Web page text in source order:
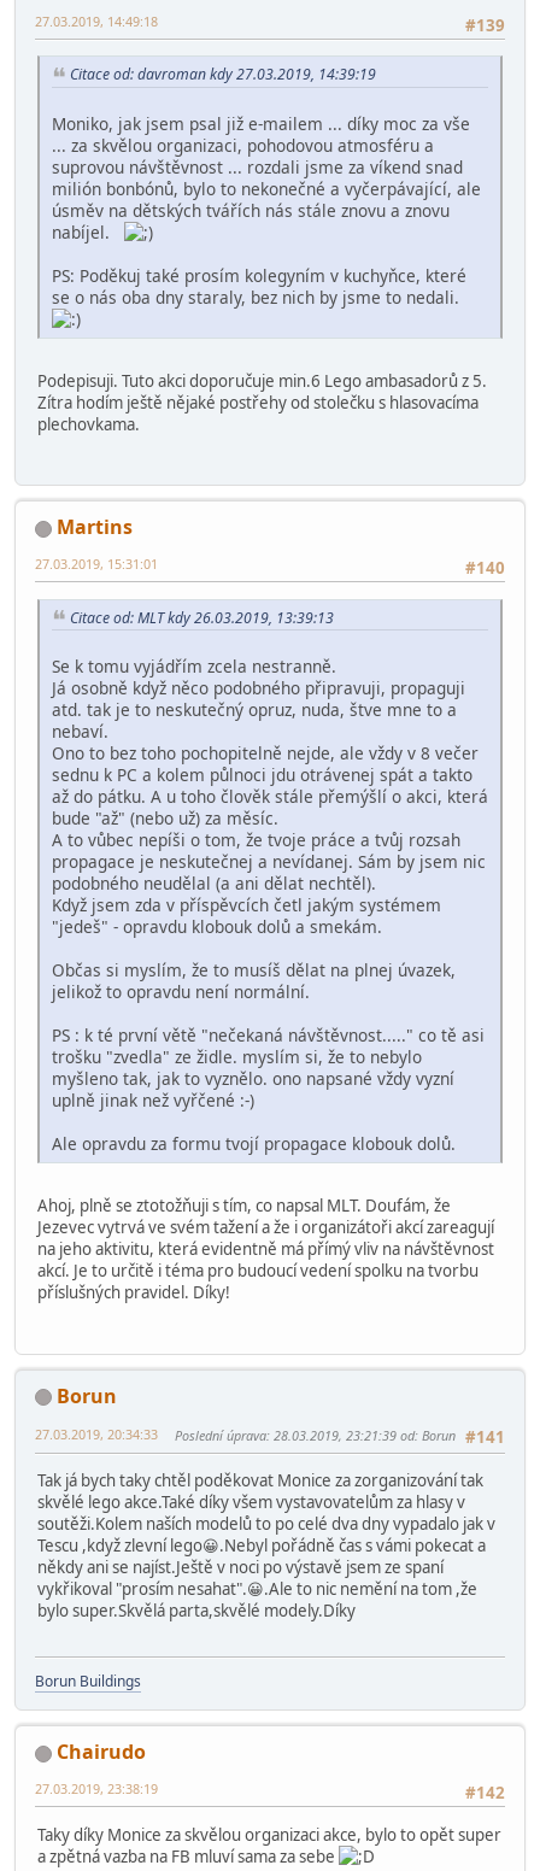
#139
27.03.2019, 14:49:18
Citace od: davroman kdy 27.03.2019, 14:39:19
Moniko, jak jsem psal již e-mailem ... díky moc za vše
... za skvělou organizaci, pohodovou atmosféru a
suprovou návštěvnost ... rozdali jsme za víkend snad
milión bonbónů, bylo to nekonečné a vyčerpávající, ale
úsměv na dětských tvářích nás stále znovu a znovu
nabíjel.
PS: Poděkuj také prosím kolegyním v kuchyňce, které
se o nás oba dny staraly, bez nich by jsme to nedali.
Podepisuji. Tuto akci doporučuje min.6 Lego ambasadorů z 5.
Zítra hodím ještě nějaké postřehy od stolečku s hlasovacíma
plechovkama.
Martins
#140
27.03.2019, 15:31:01
Citace od: MLT kdy 26.03.2019, 13:39:13
Se k tomu vyjádřím zcela nestranně.
Já osobně když něco podobného připravuji, propaguji
atd. tak je to neskutečný opruz, nuda, štve mne to a
nebaví.
Ono to bez toho pochopitelně nejde, ale vždy v 8 večer
sednu k PC a kolem půlnoci jdu otrávenej spát a takto
až do pátku. A u toho člověk stále přemýšlí o akci, která
bude "až" (nebo už) za měsíc.
A to vůbec nepíši o tom, že tvoje práce a tvůj rozsah
propagace je neskutečnej a nevídanej. Sám by jsem nic
podobného neudělal (a ani dělat nechtěl).
Když jsem zda v příspěvcích četl jakým systémem
"jedeš" - opravdu klobouk dolů a smekám.
Občas si myslím, že to musíš dělat na plnej úvazek,
jelikož to opravdu není normální.
PS : k té první větě "nečekaná návštěvnost....." co tě asi
trošku "zvedla" ze židle. myslím si, že to nebylo
myšleno tak, jak to vyznělo. ono napsané vždy vyzní
uplně jinak než vyřčené :-)
Ale opravdu za formu tvojí propagace klobouk dolů.
Ahoj, plně se ztotožňuji s tím, co napsal MLT. Doufám, že
Jezevec vytrvá ve svém tažení a že i organizátoři akcí zareagují
na jeho aktivitu, která evidentně má přímý vliv na návštěvnost
akcí. Je to určitě i téma pro budoucí vedení spolku na tvorbu
příslušných pravidel. Díky!
Borun
#141
27.03.2019, 20:34:33 Poslední úprava: 28.03.2019, 23:21:39 od: Borun
Tak já bych taky chtěl poděkovat Monice za zorganizování tak
skvělé lego akce.Také díky všem vystavovatelům za hlasy v
soutěži.Kolem naších modelů to po celé dva dny vypadalo jak v
Tescu ,když zlevní lego😀.Nebyl pořádně čas s vámi pokecat a
někdy ani se najíst.Ještě v noci po výstavě jsem ze spaní
vykřikoval "prosím nesahat".😀.Ale to nic nemění na tom ,že
bylo super.Skvělá parta,skvělé modely.Díky
Borun Buildings
Chairudo
#142
27.03.2019, 23:38:19
Taky díky Monice za skvělou organizaci akce, bylo to opět super
a zpětná vazba na FB mluví sama za sebe